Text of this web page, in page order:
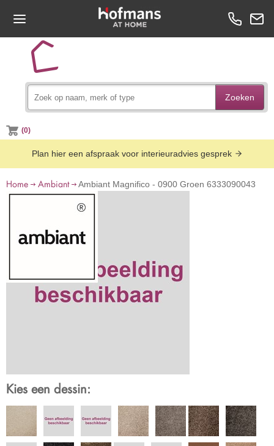
Zoeken
(0)
Plan hier een afspraak voor interieuradvies gesprek
Home Ambiant Ambiant Magnifico - 0900 Groen 6333090043
Kies een dessin: